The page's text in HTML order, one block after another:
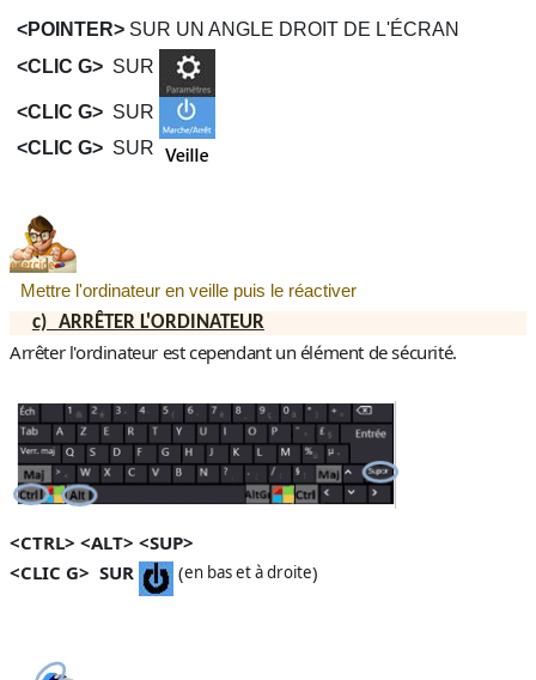
<POINTER> SUR UN ANGLE DROIT DE L'ÉCRAN
<CLIC G> SUR
<CLIC G> SUR
<CLIC G> SUR
Mettre l'ordinateur en veille puis le réactiver
c) ARRÊTER L'ORDINATEUR
Arrêter l'ordinateur est cependant un élément de sécurité.
<CTRL> <ALT> <SUP>
<CLIC G> SUR
(en bas et à droite)